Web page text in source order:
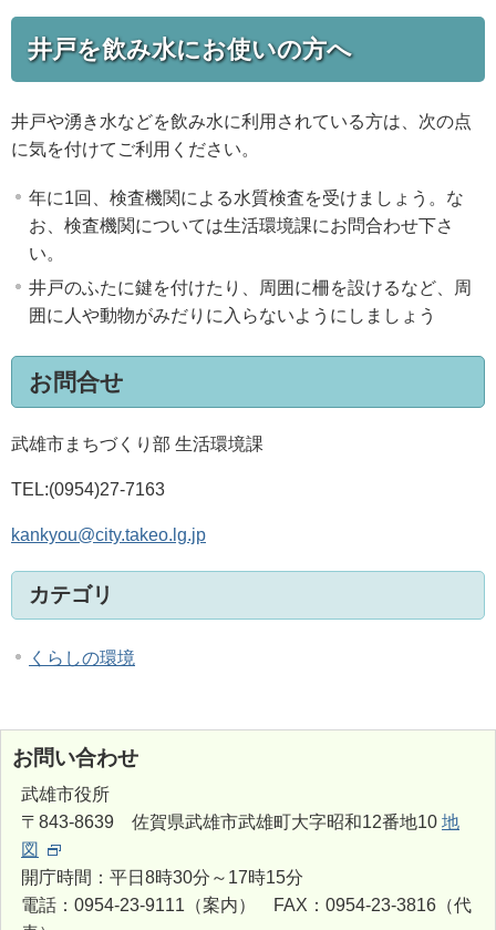
井戸を飲み水にお使いの方へ
井戸や湧き水などを飲み水に利用されている方は、次の点
に気を付けてご利用ください。
年に1回、検査機関による水質検査を受けましょう。な
お、検査機関については生活環境課にお問合わせ下さ
い。
井戸のふたに鍵を付けたり、周囲に柵を設けるなど、周
囲に人や動物がみだりに入らないようにしましょう
お問合せ
武雄市まちづくり部 生活環境課
TEL:(0954)27-7163
kankyou@city.takeo.lg.jp
カテゴリ
くらしの環境
お問い合わせ
武雄市役所
〒843-8639 佐賀県武雄市武雄町大字昭和12番地10 地
図
開庁時間：平日8時30分～17時15分
電話：0954-23-9111（案内） FAX：0954-23-3816（代